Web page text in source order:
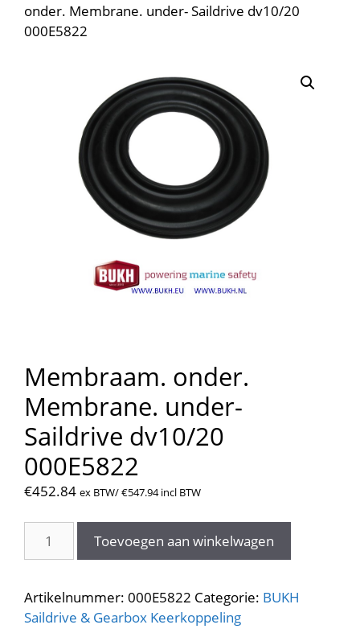
onder. Membrane. under- Saildrive dv10/20
000E5822
Membraam. onder.
Membrane. under-
Saildrive dv10/20
000E5822
€452.84 ex BTW/€547.94incl BTW
onder.
under-
Saildrive
Toevoegen aan winkelwagen
Artikelnummer: 000E5822 Categorie: BUKH
Saildrive & Gearbox Keerkoppeling